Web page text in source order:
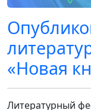
«Новая
Литературный